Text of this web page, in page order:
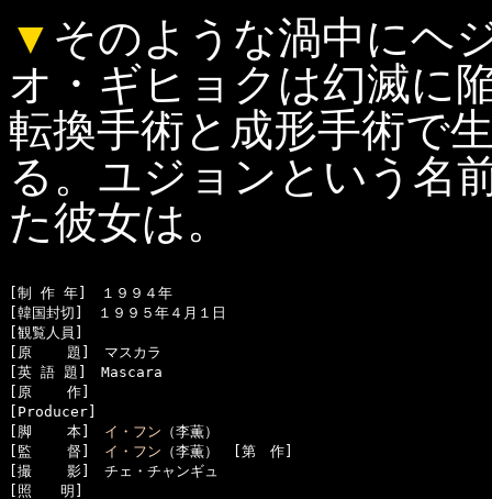
▼ そのような渦中にヘ
オ・ギヒョクは幻滅に
転換手術と成形手術で
る。ユジョンという名
た彼女は。
[制 作 年]　１９９４年
[韓国封切]　１９９５年４月１日
[観覧人員]
[原    題]　マスカラ
[英 語 題]　Mascara
[原    作]
[Producer]
[脚    本] イ・フン （李薫）
[監    督] イ・フン （李薫）　[第　作]
[撮    影]　チェ・チャンギュ
[照　　明]